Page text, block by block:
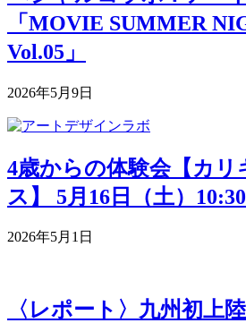
「MOVIE SUMMER
Vol.05」
2026年5月9日
4歳からの体験会【カリ
ス】 5月16日（土）
2026年5月1日
〈レポート〉九州初上